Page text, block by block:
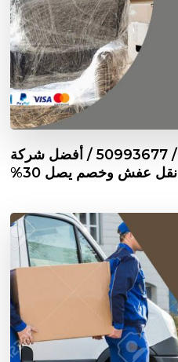
نقل اثاث في الصليبيخات / 50993677 / أفضل شركة
نقل عفش وخصم يصل 30%